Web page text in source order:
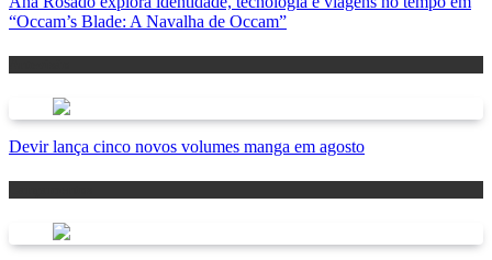
“Occam’s Blade: A Navalha de Occam”
Devir lança cinco novos volumes manga em agosto